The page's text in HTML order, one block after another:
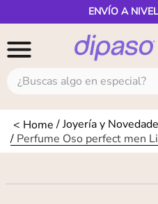
ENVÍO A
¿Buscas algo en especial?
Joyería y
Perfume Oso perfect men